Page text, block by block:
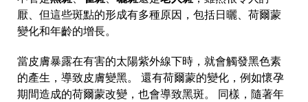
厭、但這些斑點的形成有多種原因，包括日曬、荷爾蒙
變化和年齡的增長。
當皮膚暴露在有害的太陽紫外線下時，就會觸發黑色素
的產生，導致皮膚變黑。 還有荷爾蒙的變化，例如懷孕
期間造成的荷爾蒙改變，也會導致黑斑。 同樣，隨著年